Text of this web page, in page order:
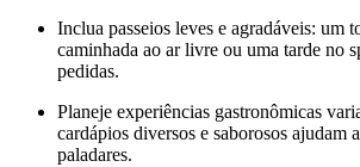
Inclua passeios leves e agradáveis: um
caminhada ao ar livre ou uma tarde no
pedidas.
Planeje experiências gastronômicas
cardápios diversos e saborosos ajudam
paladares.